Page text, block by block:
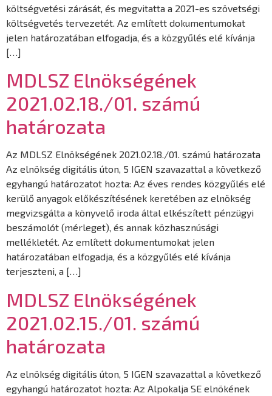
költségvetési zárását, és megvitatta a 2021-es szövetségi
költségvetés tervezetét. Az említett dokumentumokat
jelen határozatában elfogadja, és a közgyűlés elé kívánja
[…]
MDLSZ Elnökségének
2021.02.18./01. számú
határozata
Az MDLSZ Elnökségének 2021.02.18./01. számú határozata
Az elnökség digitális úton, 5 IGEN szavazattal a következő
egyhangú határozatot hozta: Az éves rendes közgyűlés elé
kerülő anyagok előkészítésének keretében az elnökség
megvizsgálta a könyvelő iroda által elkészített pénzügyi
beszámolót (mérleget), és annak közhasznúsági
mellékletét. Az említett dokumentumokat jelen
határozatában elfogadja, és a közgyűlés elé kívánja
terjeszteni, a […]
MDLSZ Elnökségének
2021.02.15./01. számú
határozata
Az elnökség digitális úton, 5 IGEN szavazattal a következő
egyhangú határozatot hozta: Az Alpokalja SE elnökének